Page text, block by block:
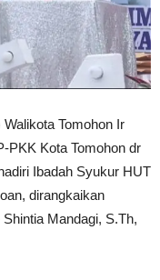
Tomohon Ir
PKK Kota Tomohon dr
Ibadah Syukur HUT
dirangkaikan
Mandagi, S.Th,